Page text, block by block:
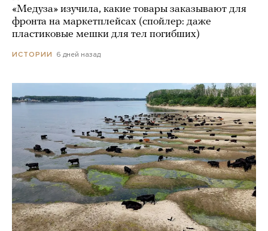
«Медуза» изучила, какие товары заказывают для
фронта на маркетплейсах (спойлер: даже
пластиковые мешки для тел погибших)
ИСТОРИИ 6 дней назад